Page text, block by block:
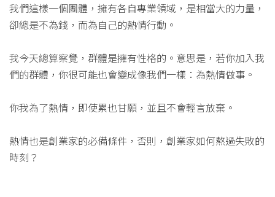
我們這樣一個團體，擁有各自專業領域，是相當大的力量，
卻總是不為錢，而為自己的熱情行動。
我今天總算察覺，群體是擁有性格的。意思是，若你加入我
們的群體，你很可能也會變成像我們一樣：為熱情做事。
你我為了熱情，即使累也甘願，並且不會輕言放棄。
熱情也是創業家的必備條件，否則，創業家如何熬過失敗的
時刻？